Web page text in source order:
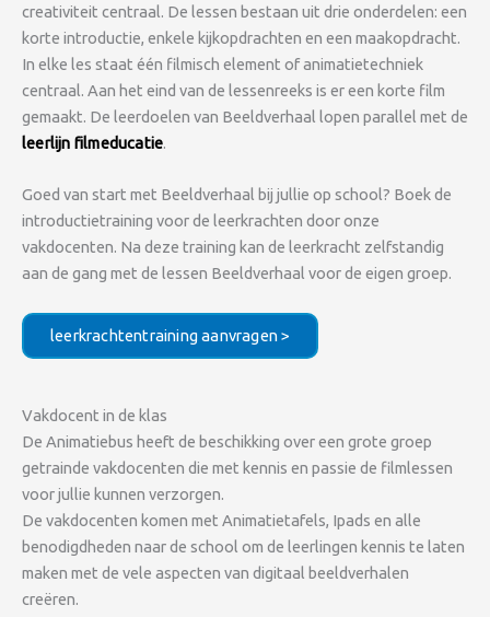
creativiteit centraal. De lessen bestaan uit drie onderdelen: een
korte introductie, enkele kijkopdrachten en een maakopdracht.
In elke les staat één filmisch element of animatietechniek
centraal. Aan het eind van de lessenreeks is er een korte film
gemaakt. De leerdoelen van Beeldverhaal lopen parallel met de
leerlijn filmeducatie.
Goed van start met Beeldverhaal bij jullie op school? Boek de
introductietraining voor de leerkrachten door onze
vakdocenten. Na deze training kan de leerkracht zelfstandig
aan de gang met de lessen Beeldverhaal voor de eigen groep.
leerkrachtentraining aanvragen >
Vakdocent in de klas
De Animatiebus heeft de beschikking over een grote groep
getrainde vakdocenten die met kennis en passie de filmlessen
voor jullie kunnen verzorgen.
De vakdocenten komen met Animatietafels, Ipads en alle
benodigdheden naar de school om de leerlingen kennis te laten
maken met de vele aspecten van digitaal beeldverhalen
creëren.